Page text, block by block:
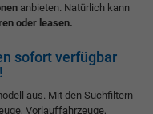
anbieten. Natürlich kann
oder leasen.
sofort verfügbar
aus. Mit den Suchfiltern
Vorlauffahrzeuge,